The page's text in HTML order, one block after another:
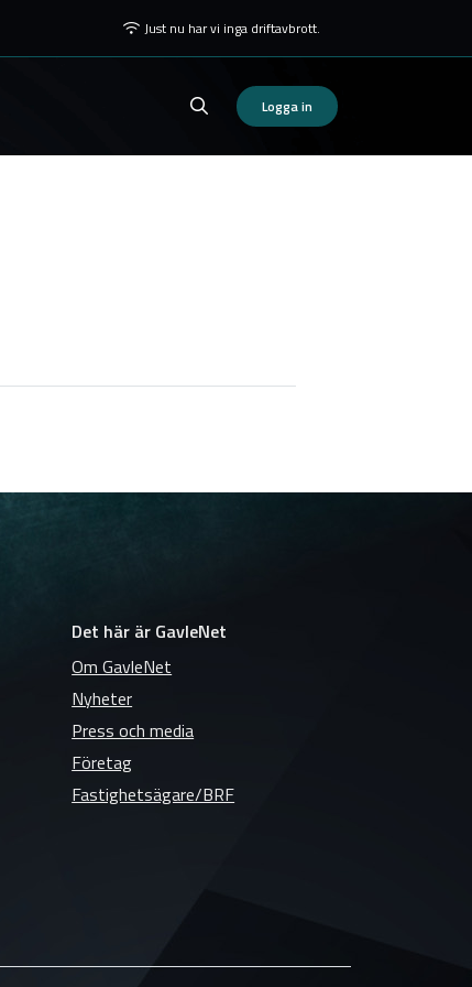
Just nu har vi inga driftavbrott.
Logga in
Det här är GavleNet
Om GavleNet
Nyheter
Press och media
Företag
Fastighetsägare/BRF